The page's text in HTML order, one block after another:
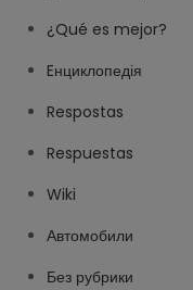
¿Qué es mejor?
Eнциклопедія
Respostas
Respuestas
Wiki
Автомобили
Без рубрики